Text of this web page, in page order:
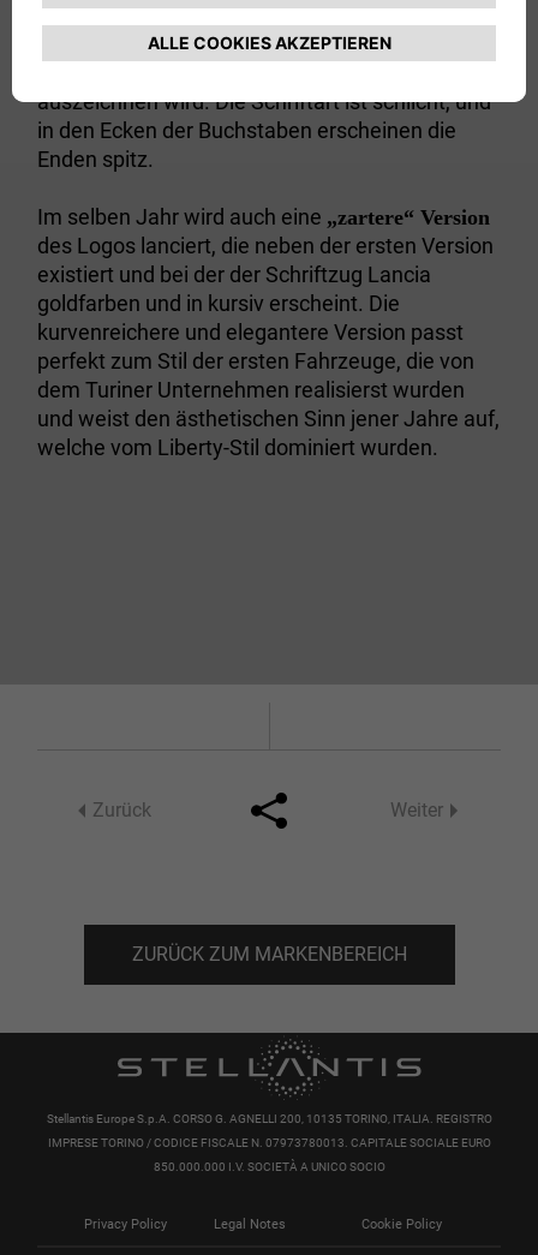
einzige Besonderheit des Logos ist das L,
deutlich größer und leicht versetzt: ein
auszeichnen wird. Die Schriftart ist schlicht, und
in den Ecken der Buchstaben erscheinen die
Enden spitz.
Im selben Jahr wird auch eine „zartere“ Version
des Logos lanciert, die neben der ersten Version
existiert und bei der der Schriftzug Lancia
goldfarben und in kursiv erscheint. Die
kurvenreichere und elegantere Version passt
perfekt zum Stil der ersten Fahrzeuge, die von
dem Turiner Unternehmen realisierst wurden
und weist den ästhetischen Sinn jener Jahre auf,
welche vom Liberty-Stil dominiert wurden.
Zurück Weiter
ZURÜCK ZUM MARKENBEREICH
Stellantis Europe S.p.A. CORSO G. AGNELLI 200, 10135 TORINO, ITALIA. REGISTRO
IMPRESE TORINO / CODICE FISCALE N. 07973780013. CAPITALE SOCIALE EURO
850.000.000 I.V. SOCIETÀ A UNICO SOCIO
Privacy Policy Legal Notes Cookie Policy